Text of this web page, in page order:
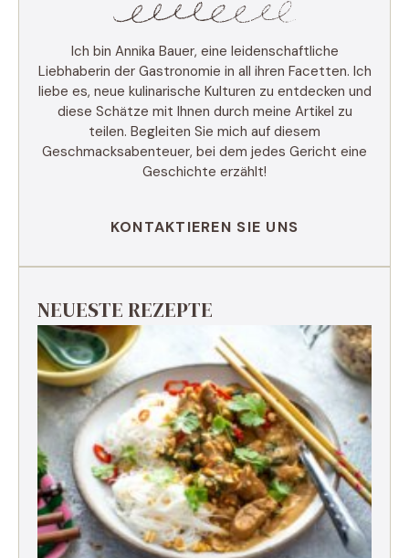
Ich bin Annika Bauer, eine leidenschaftliche
Liebhaberin der Gastronomie in all ihren Facetten. Ich
liebe es, neue kulinarische Kulturen zu entdecken und
diese Schätze mit Ihnen durch meine Artikel zu
teilen. Begleiten Sie mich auf diesem
Geschmacksabenteuer, bei dem jedes Gericht eine
Geschichte erzählt!
KONTAKTIEREN SIE UNS
NEUESTE REZEPTE